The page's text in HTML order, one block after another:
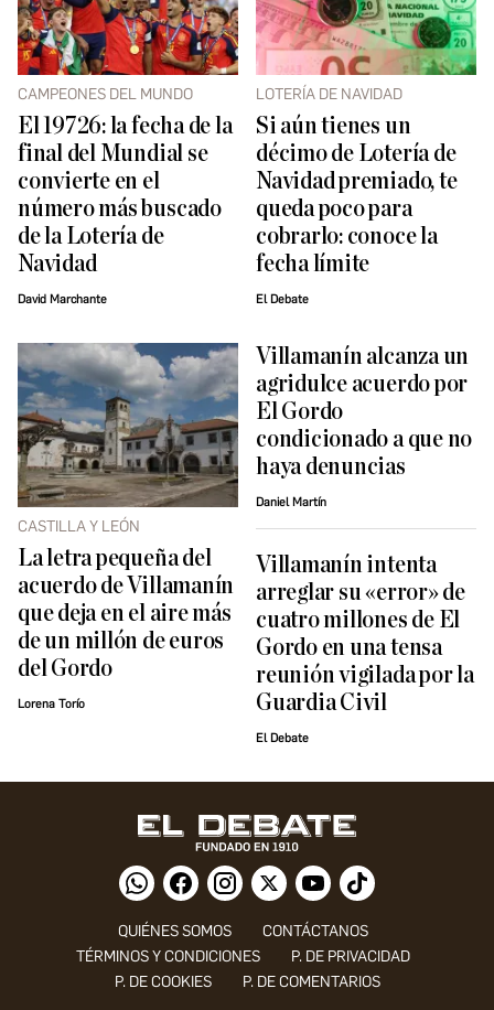
CAMPEONES DEL MUNDO
El 19726: la fecha de la
final del Mundial se
convierte en el
número más buscado
de la Lotería de
Navidad
David Marchante
LOTERÍA DE NAVIDAD
Si aún tienes un
décimo de Lotería de
Navidad premiado, te
queda poco para
cobrarlo: conoce la
fecha límite
El Debate
CASTILLA Y LEÓN
La letra pequeña del
acuerdo de Villamanín
que deja en el aire más
de un millón de euros
del Gordo
Lorena Torío
Villamanín alcanza un
agridulce acuerdo por
El Gordo
condicionado a que no
haya denuncias
Daniel Martín
Villamanín intenta
arreglar su «error» de
cuatro millones de El
Gordo en una tensa
reunión vigilada por la
Guardia Civil
El Debate
QUIÉNES SOMOS
CONTÁCTANOS
TÉRMINOS Y CONDICIONES
P. DE PRIVACIDAD
P. DE COOKIES
P. DE COMENTARIOS